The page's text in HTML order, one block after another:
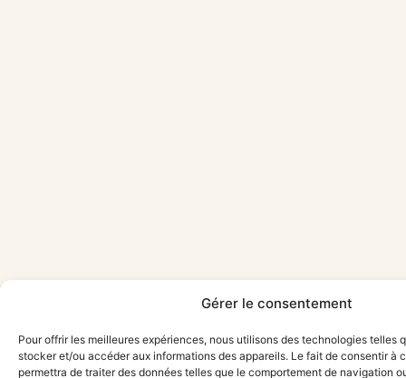
Gérer le consentement
Pour offrir les meilleures expériences, nous utilisons des technologies telles
stocker et/ou accéder aux informations des appareils. Le fait de consentir à
permettra de traiter des données telles que le comportement de navigation